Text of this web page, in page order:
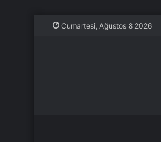
Cumartesi, Ağustos 8 2026